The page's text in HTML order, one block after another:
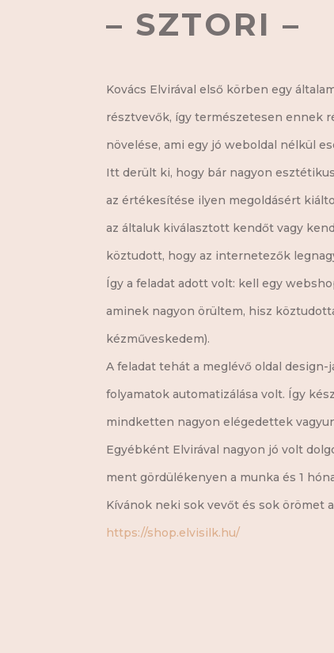
– SZTORI –
Kovács Elvirával első körben egy
résztvevők, így természetesen ennek
növelése, ami egy jó weboldal nélkül
Itt derült ki, hogy bár nagyon
az értékesítése ilyen megoldásért
az általuk kiválasztott kendőt vagy
köztudott, hogy az internetezők
Így a feladat adott volt: kell egy
aminek nagyon örültem, hisz
kézműveskedem).
A feladat tehát a meglévő oldal
folyamatok automatizálása volt. Így
mindketten nagyon elégedettek
Egyébként Elvirával nagyon jó volt
ment gördülékenyen a munka és 1
Kívánok neki sok vevőt és sok örömet
https://shop.elvisilk.hu/